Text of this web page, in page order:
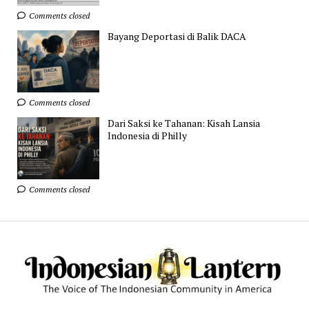
Comments closed
Bayang Deportasi di Balik DACA
Comments closed
Dari Saksi ke Tahanan: Kisah Lansia
Indonesia di Philly
Comments closed